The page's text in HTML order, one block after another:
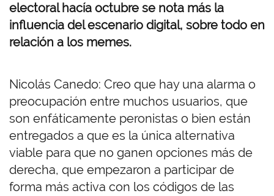
electoral hacía octubre se nota más la
influencia del escenario digital, sobre todo en
relación a los memes.
Nicolás Canedo: Creo que hay una alarma o
preocupación entre muchos usuarios, que
son enfáticamente peronistas o bien están
entregados a que es la única alternativa
viable para que no ganen opciones más de
derecha, que empezaron a participar de
forma más activa con los códigos de las